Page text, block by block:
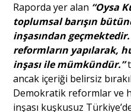
Raporda yer alan “Oysa
toplumsal barışın
inşasından
reformların yapılarak,
inşası ile mümkündür.”
ancak içeriği belirsiz
Demokratik reformlar ve
inşası kuşkusuz